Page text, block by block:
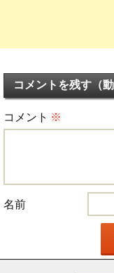
コメントを残す（
コメント ※
名前